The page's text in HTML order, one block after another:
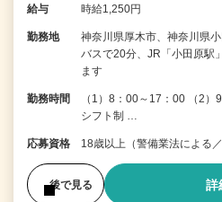
給与 時給1,250円
勤務地
神奈川県厚木市、神奈川県
バスで20分、JR「小田原駅
ます
勤務時間
（1）8：00～17：00 （2
シフト制 …
応募資格 18歳以上（警備業法による
後で見る 詳